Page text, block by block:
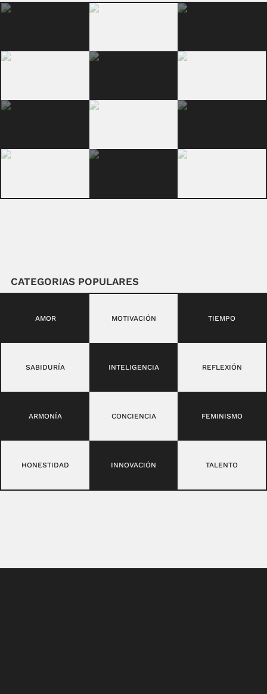
CATEGORIAS POPULARES
AMOR MOTIVACIÓN TIEMPO
SABIDURÍA INTELIGENCIA REFLEXIÓN
ARMONÍA CONCIENCIA FEMINISMO
HONESTIDAD INNOVACIÓN TALENTO